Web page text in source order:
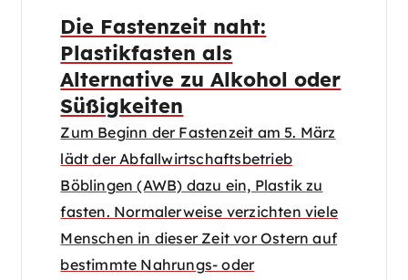
Die Fastenzeit naht:
Plastikfasten als
Alternative zu Alkohol oder
Süßigkeiten
Zum Beginn der Fastenzeit am 5. März
lädt der Abfallwirtschaftsbetrieb
Böblingen (AWB) dazu ein, Plastik zu
fasten. Normalerweise verzichten viele
Menschen in dieser Zeit vor Ostern auf
bestimmte Nahrungs- oder